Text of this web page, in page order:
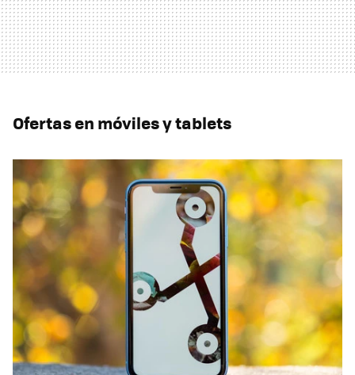
Ofertas en móviles y tablets